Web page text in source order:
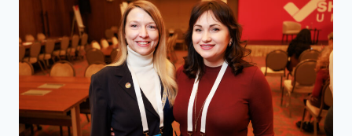
РОБОТИ
ТА
ПЛАНИ
НА
МАЙБУТНЄ